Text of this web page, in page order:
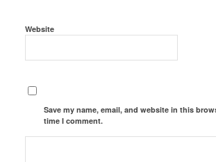
Website
Save my name, email, and website in this
time I comment.